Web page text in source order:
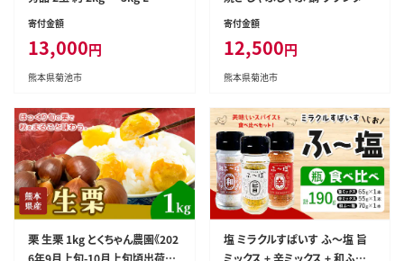
混合 株式会社Foody's 食彩た
頃出荷》 熊本県 菊池市 フルー
ツ 果物 スイカ すいか 小玉 九州
寄付金額
13,000円
熊本県菊池市
か牛 送料無料 肉 牛肉 ロース
赤牛 あかうし 《7-14日以内に出
荷予定(土日祝除く)》九州 食品
寄付金額
12,500円
熊本県菊池市
栗 生栗 1kg とくちゃん農園《202
6年9月上旬-10月上旬頃出荷予
塩 ミラクルすぱいす ふ～塩 旨
ミックス + 辛ミックス + 和ふ〜